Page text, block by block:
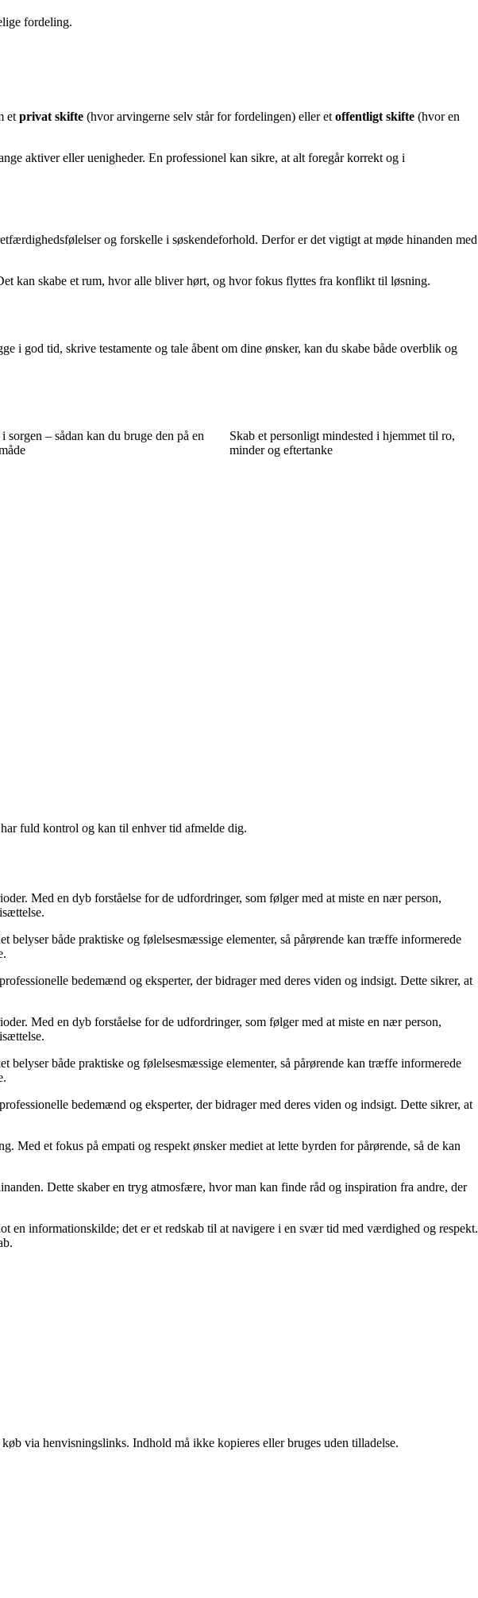
fordeling.
et privat skifte (hvor arvingerne selv står for fordelingen) eller et offentligt skifte (hvor en
aktiver eller uenigheder. En professionel kan sikre, at alt foregår korrekt og i
og forskelle i søskendeforhold. Derfor er det vigtigt at møde hinanden med
kan skabe et rum, hvor alle bliver hørt, og hvor fokus flyttes fra konflikt til løsning.
i god tid, skrive testamente og tale åbent om dine ønsker, kan du skabe både overblik og
sorgen – sådan kan du bruge den på en
Skab et personligt mindested i hjemmet til ro,
minder og eftertanke
fuld kontrol og kan til enhver tid afmelde dig.
Med en dyb forståelse for de udfordringer, som følger med at miste en nær person,
både praktiske og følelsesmæssige elementer, så pårørende kan træffe informerede
bedemænd og eksperter, der bidrager med deres viden og indsigt. Dette sikrer, at
Med en dyb forståelse for de udfordringer, som følger med at miste en nær person,
både praktiske og følelsesmæssige elementer, så pårørende kan træffe informerede
bedemænd og eksperter, der bidrager med deres viden og indsigt. Dette sikrer, at
Med et fokus på empati og respekt ønsker mediet at lette byrden for pårørende, så de kan
Dette skaber en tryg atmosfære, hvor man kan finde råd og inspiration fra andre, der
en informationskilde; det er et redskab til at navigere i en svær tid med værdighed og respekt.
via henvisningslinks. Indhold må ikke kopieres eller bruges uden tilladelse.